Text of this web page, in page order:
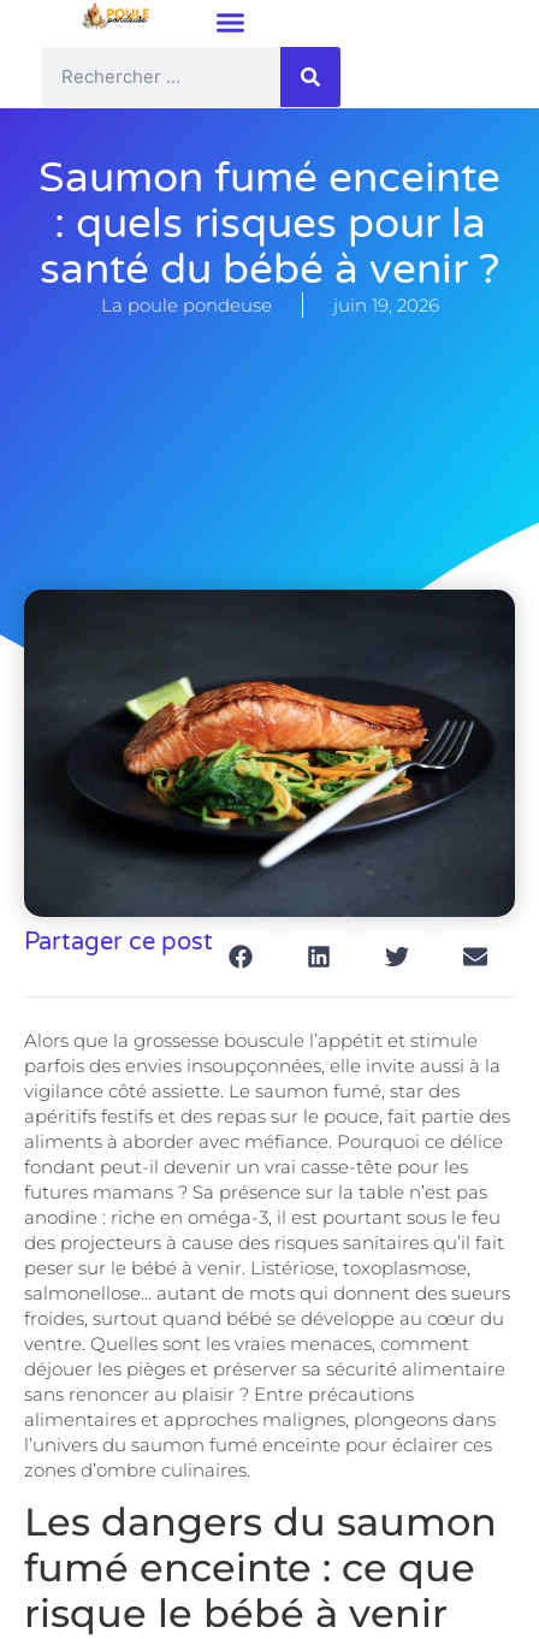
Saumon fumé enceinte
: quels risques pour la
santé du bébé à venir ?
La poule pondeuse juin 19, 2026
Partager ce post
Alors que la grossesse bouscule l’appétit et stimule
parfois des envies insoupçonnées, elle invite aussi à la
vigilance côté assiette. Le saumon fumé, star des
apéritifs festifs et des repas sur le pouce, fait partie des
aliments à aborder avec méfiance. Pourquoi ce délice
fondant peut-il devenir un vrai casse-tête pour les
futures mamans ? Sa présence sur la table n’est pas
anodine : riche en oméga-3, il est pourtant sous le feu
des projecteurs à cause des risques sanitaires qu’il fait
peser sur le bébé à venir. Listériose, toxoplasmose,
salmonellose… autant de mots qui donnent des sueurs
froides, surtout quand bébé se développe au cœur du
ventre. Quelles sont les vraies menaces, comment
déjouer les pièges et préserver sa sécurité alimentaire
sans renoncer au plaisir ? Entre précautions
alimentaires et approches malignes, plongeons dans
l’univers du saumon fumé enceinte pour éclairer ces
zones d’ombre culinaires.
Les dangers du saumon
fumé enceinte : ce que
risque le bébé à venir